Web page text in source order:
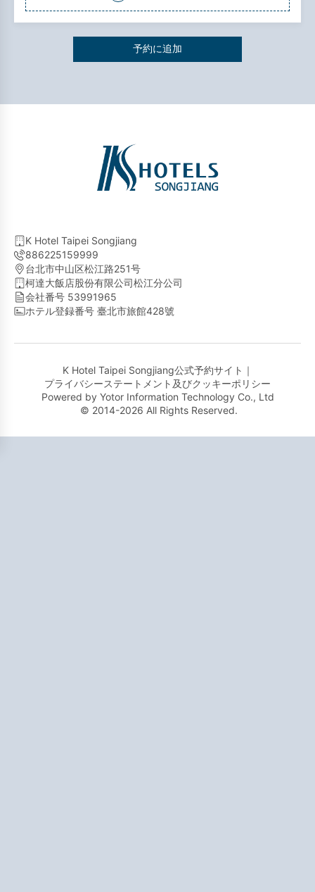
予約に追加
K Hotel Taipei Songjiang
886225159999
台北市中山区松江路251号
柯達大飯店股份有限公司松江分公司
会社番号 53991965
ホテル登録番号 臺北市旅館428號
K Hotel Taipei Songjiang公式予約サイト｜
プライバシーステートメント及びクッキーポリシー
Powered by Yotor Information Technology Co., Ltd
© 2014-2026 All Rights Reserved.